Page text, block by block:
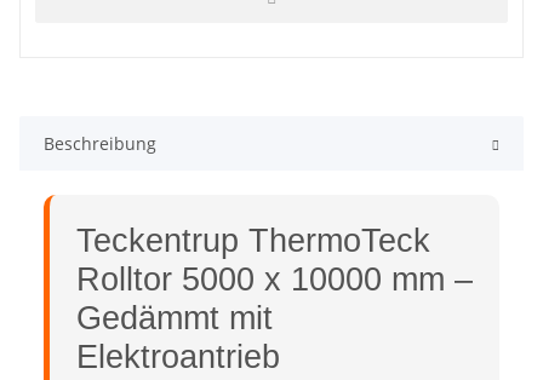
Beschreibung
Teckentrup ThermoTeck
Rolltor 5000 x 10000 mm –
Gedämmt mit
Elektroantrieb